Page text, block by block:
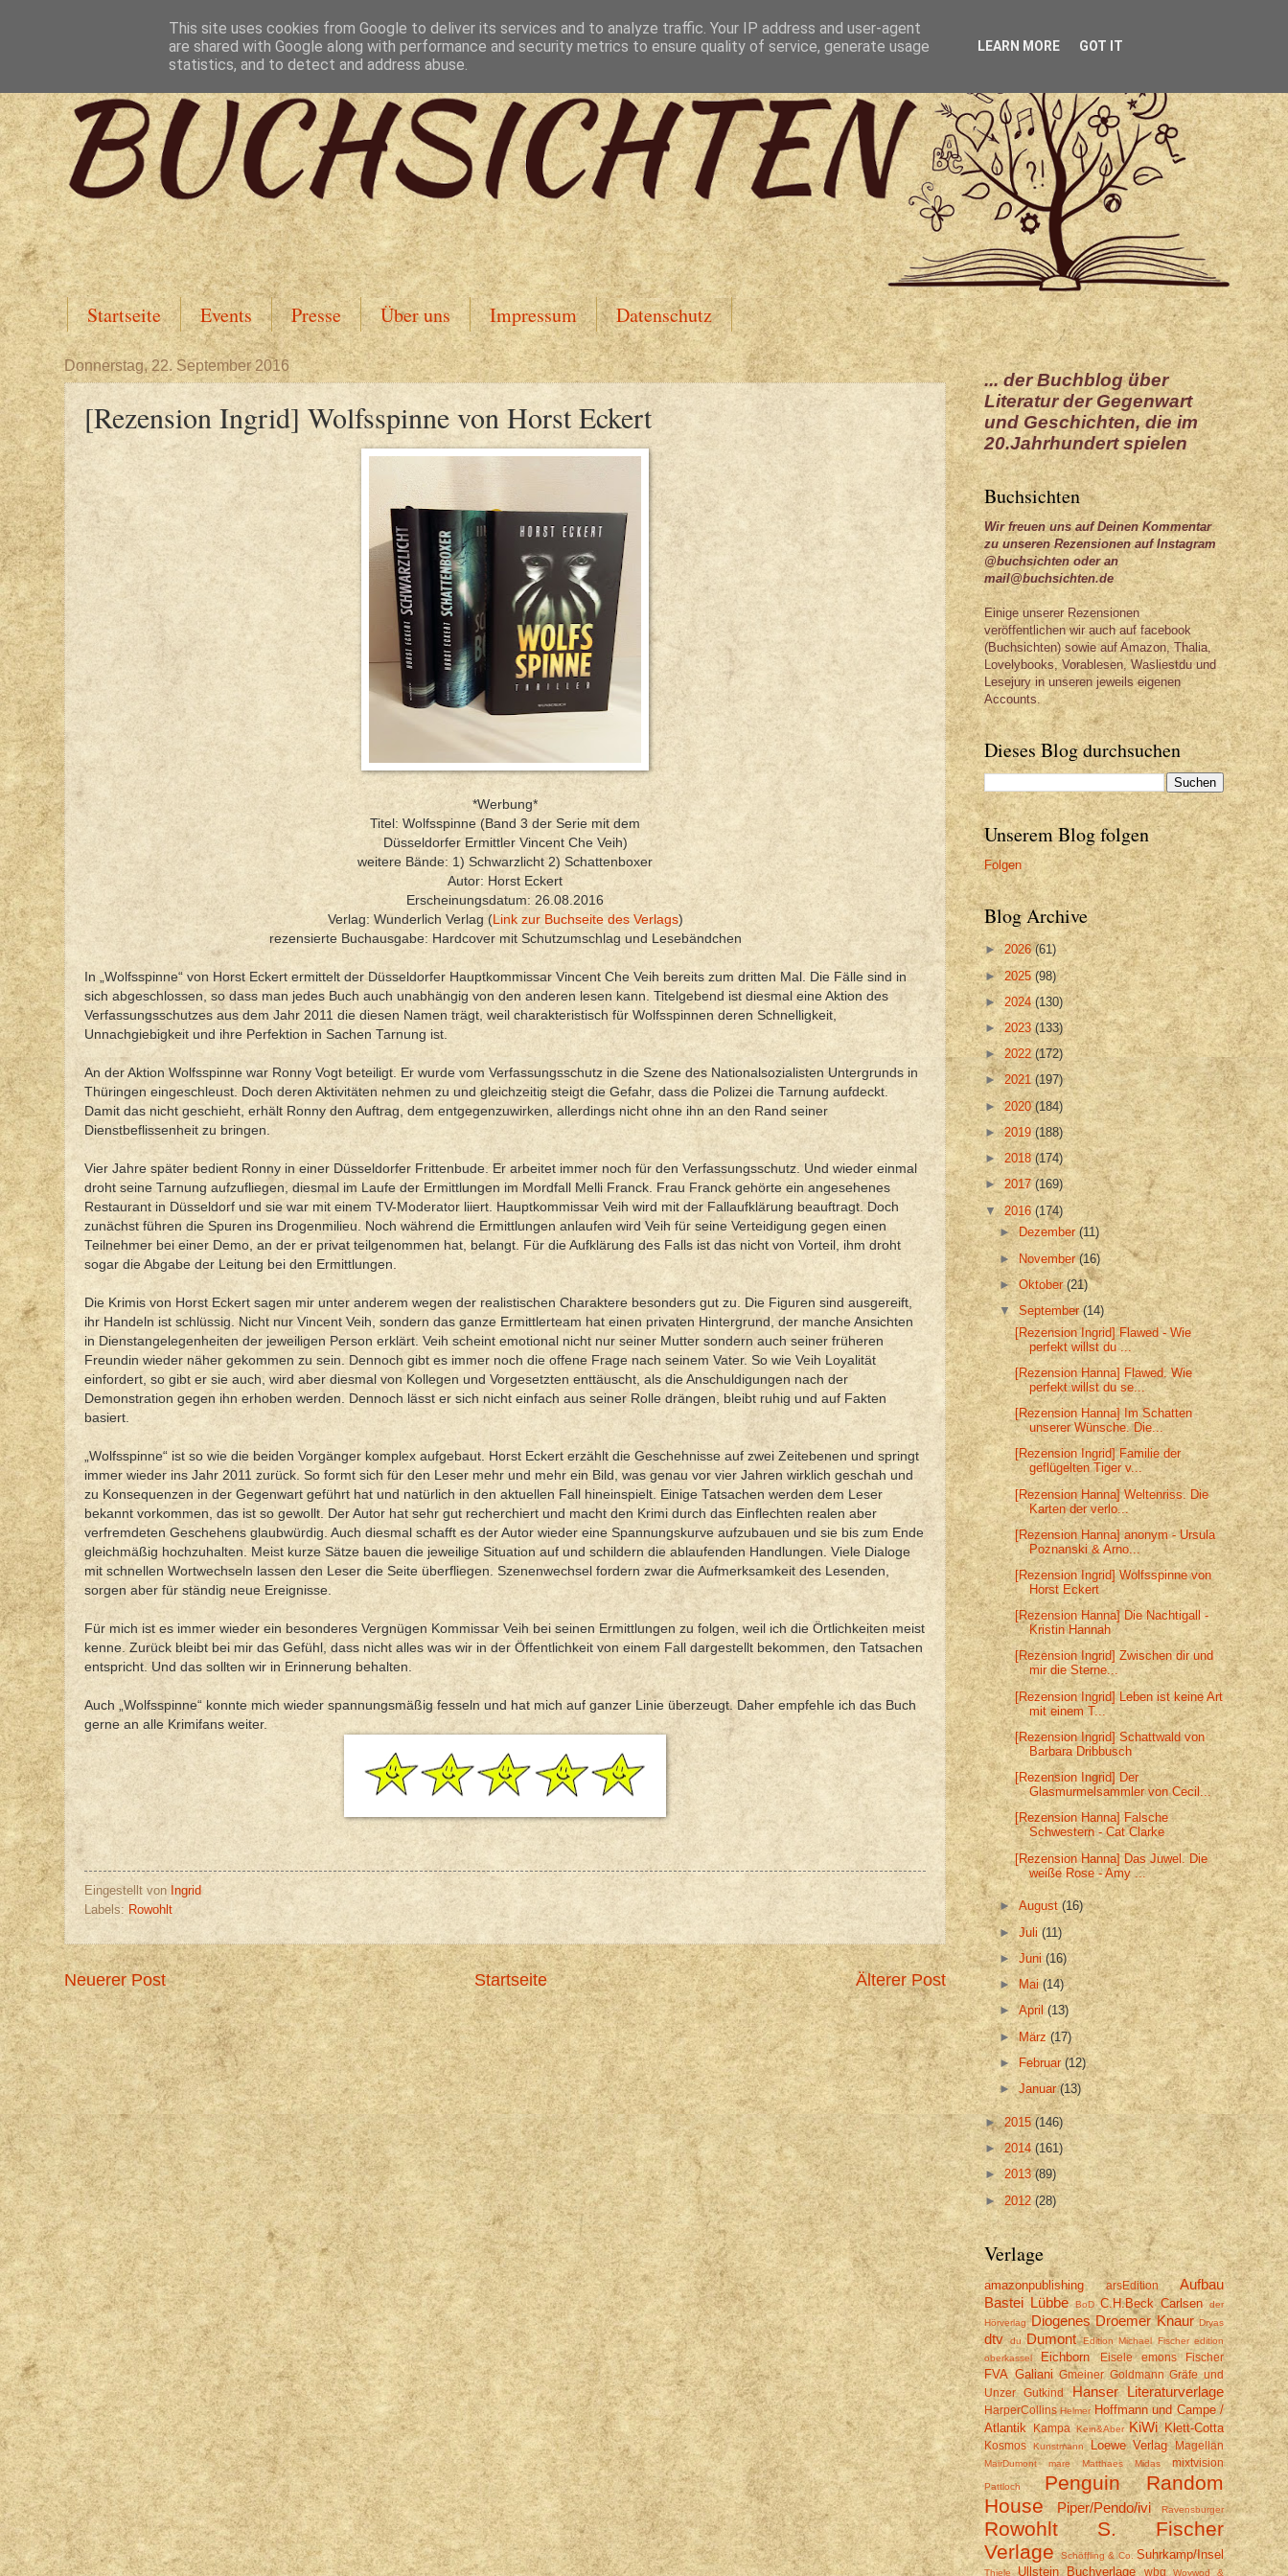
Startseite Events Presse Über uns Impressum Datenschutz
Donnerstag, 22. September 2016
[Rezension Ingrid] Wolfsspinne von Horst Eckert
*Werbung*
Titel: Wolfsspinne (Band 3 der Serie mit dem
Düsseldorfer Ermittler Vincent Che Veih)
weitere Bände: 1) Schwarzlicht 2) Schattenboxer
Autor: Horst Eckert
Erscheinungsdatum: 26.08.2016
Verlag: Wunderlich Verlag (Link zur Buchseite des Verlags)
rezensierte Buchausgabe: Hardcover mit Schutzumschlag und Lesebändchen
In „Wolfsspinne“ von Horst Eckert ermittelt der Düsseldorfer Hauptkommissar Vincent Che Veih bereits zum dritten Mal. Die Fälle sind in
sich abgeschlossen, so dass man jedes Buch auch unabhängig von den anderen lesen kann. Titelgebend ist diesmal eine Aktion des
Verfassungsschutzes aus dem Jahr 2011 die diesen Namen trägt, weil charakteristisch für Wolfsspinnen deren Schnelligkeit,
Unnachgiebigkeit und ihre Perfektion in Sachen Tarnung ist.
An der Aktion Wolfsspinne war Ronny Vogt beteiligt. Er wurde vom Verfassungsschutz in die Szene des Nationalsozialisten Untergrunds in
Thüringen eingeschleust. Doch deren Aktivitäten nehmen zu und gleichzeitig steigt die Gefahr, dass die Polizei die Tarnung aufdeckt.
Damit das nicht geschieht, erhält Ronny den Auftrag, dem entgegenzuwirken, allerdings nicht ohne ihn an den Rand seiner
Dienstbeflissenheit zu bringen.
Vier Jahre später bedient Ronny in einer Düsseldorfer Frittenbude. Er arbeitet immer noch für den Verfassungsschutz. Und wieder einmal
droht seine Tarnung aufzufliegen, diesmal im Laufe der Ermittlungen im Mordfall Melli Franck. Frau Franck gehörte ein angesehenes
Restaurant in Düsseldorf und sie war mit einem TV-Moderator liiert. Hauptkommissar Veih wird mit der Fallaufklärung beauftragt. Doch
zunächst führen die Spuren ins Drogenmilieu. Noch während die Ermittlungen anlaufen wird Veih für seine Verteidigung gegen einen
Teilnehmer bei einer Demo, an der er privat teilgenommen hat, belangt. Für die Aufklärung des Falls ist das nicht von Vorteil, ihm droht
sogar die Abgabe der Leitung bei den Ermittlungen.
Die Krimis von Horst Eckert sagen mir unter anderem wegen der realistischen Charaktere besonders gut zu. Die Figuren sind ausgereift,
ihr Handeln ist schlüssig. Nicht nur Vincent Veih, sondern das ganze Ermittlerteam hat einen privaten Hintergrund, der manche Ansichten
in Dienstangelegenheiten der jeweiligen Person erklärt. Veih scheint emotional nicht nur seiner Mutter sondern auch seiner früheren
Freundin wieder näher gekommen zu sein. Dennoch gibt es immer noch die offene Frage nach seinem Vater. So wie Veih Loyalität
einfordert, so gibt er sie auch, wird aber diesmal von Kollegen und Vorgesetzten enttäuscht, als die Anschuldigungen nach der
Demonstration gegen ihn erhoben werden. Dennoch lässt er sich nicht einfach aus seiner Rolle drängen, bleibt ruhig und auf Fakten
basiert.
„Wolfsspinne“ ist so wie die beiden Vorgänger komplex aufgebaut. Horst Eckert erzählt die Geschehnisse auf zwei Zeitebenen und springt
immer wieder ins Jahr 2011 zurück. So formt sich für den Leser mehr und mehr ein Bild, was genau vor vier Jahren wirklich geschah und
zu Konsequenzen in der Gegenwart geführt hat und natürlich in den aktuellen Fall hineinspielt. Einige Tatsachen werden dem Leser
bekannt vorkommen, das ist so gewollt. Der Autor hat sehr gut recherchiert und macht den Krimi durch das Einflechten realen aber
verfremdeten Geschehens glaubwürdig. Auch diesmal schafft es der Autor wieder eine Spannungskurve aufzubauen und sie bis zum Ende
gleichmäßig hochzuhalten. Meist kurze Sätze bauen die jeweilige Situation auf und schildern die ablaufenden Handlungen. Viele Dialoge
mit schnellen Wortwechseln lassen den Leser die Seite überfliegen. Szenenwechsel fordern zwar die Aufmerksamkeit des Lesenden,
sorgen aber für ständig neue Ereignisse.
Für mich ist es immer wieder ein besonderes Vergnügen Kommissar Veih bei seinen Ermittlungen zu folgen, weil ich die Örtlichkeiten meist
kenne. Zurück bleibt bei mir das Gefühl, dass nicht alles was wir in der Öffentlichkeit von einem Fall dargestellt bekommen, den Tatsachen
entspricht. Und das sollten wir in Erinnerung behalten.
Auch „Wolfsspinne“ konnte mich wieder spannungsmäßig fesseln und hat mich auf ganzer Linie überzeugt. Daher empfehle ich das Buch
gerne an alle Krimifans weiter.
Eingestellt von Ingrid
Labels: Rowohlt
Neuerer Post Älterer Post
Startseite
... der Buchblog über
Literatur der Gegenwart
und Geschichten, die im
20.Jahrhundert spielen
Buchsichten
Wir freuen uns auf Deinen Kommentar
zu unseren Rezensionen auf Instagram
@buchsichten oder an
mail@buchsichten.de
Einige unserer Rezensionen
veröffentlichen wir auch auf facebook
(Buchsichten) sowie auf Amazon, Thalia,
Lovelybooks, Vorablesen, Wasliestdu und
Lesejury in unseren jeweils eigenen
Accounts.
Dieses Blog durchsuchen
Unserem Blog folgen
Folgen
Blog Archive
►2026(61)
►2025(98)
►2024(130)
►2023(133)
►2022 (172)
►2021 (197)
►2020(184)
►2019(188)
►2018(174)
►2017(169)
▼2016(174)
►Dezember(11)
► November(16)
►Oktober(21)
▼September(14)
[Rezension Ingrid] Flawed - Wie
perfekt willst du ...
[Rezension Hanna] Flawed. Wie
perfekt willst du se...
[Rezension Hanna] Im Schatten
unserer Wünsche. Die...
[Rezension Ingrid] Familie der
geflügelten Tiger v...
[Rezension Hanna] Weltenriss. Die
Karten der verlo...
[Rezension Hanna] anonym - Ursula
Poznanski & Arno...
[Rezension Ingrid] Wolfsspinne von
Horst Eckert
[Rezension Hanna] Die Nachtigall -
Kristin Hannah
[Rezension Ingrid] Zwischen dir und
mir die Sterne...
[Rezension Ingrid] Leben ist keine Art
mit einem T...
[Rezension Ingrid] Schattwald von
Barbara Dribbusch
[Rezension Ingrid] Der
Glasmurmelsammler von Cecil...
[Rezension Hanna] Falsche
Schwestern - Cat Clarke
[Rezension Hanna] Das Juwel. Die
weiße Rose - Amy ...
►August(16)
►Juli(11)
►Juni(16)
► Mai(14)
►April(13)
►März(17)
► Februar(12)
►Januar(13)
►2015 (146)
►2014(161)
►2013(89)
►2012(28)
Verlage
amazonpublishing arsEdition
Aufbau
Bastei Lübbe
BoD C.H.Beck Carlsen
der
Hörverlag Diogenes Droemer Knaur Dryas
dtv du Dumont Edition Michael Fischer edition
oberkassel
Eichborn Eisele emons Fischer
FVA Galiani Gmeiner Goldmann Gräfe und
Unzer
Gutkind Hanser Literaturverlage
HarperCollins Helmer Hoffmann und Campe /
Atlantik
Kampa Kein&Aber KiWi Klett-Cotta
Kosmos Kunstmann Loewe Verlag Magellan
MairDumont mare Matthaes Midas mixtvision
Pattloch
Penguin Random
House
Piper/Pendo/ivi Ravensburger
Rowohlt
S. Fischer
Verlage Schöffling & Co. Suhrkamp/Insel
Thiele Ullstein Buchverlage wbg Woywod &
This site uses cookies from Google to deliver its services and to analyze traffic. Your IP address and user-agent
are shared with Google along with performance and security metrics to ensure quality of service, generate usage
statistics, and to detect and address abuse.
LEARN MORE GOT IT